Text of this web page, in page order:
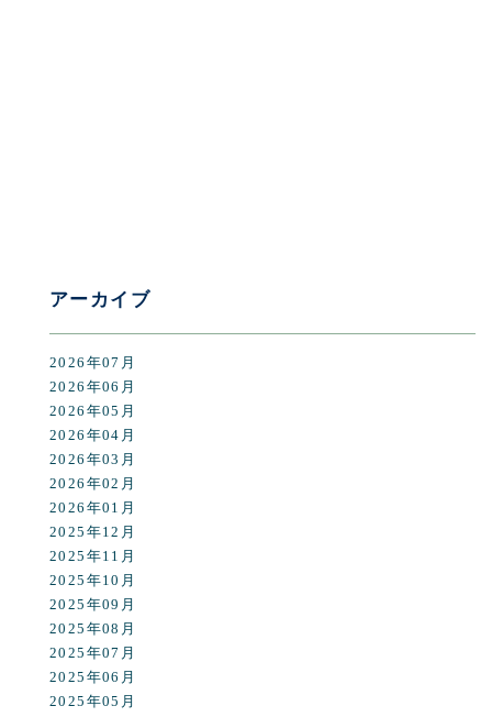
アーカイブ
2026年07月
2026年06月
2026年05月
2026年04月
2026年03月
2026年02月
2026年01月
2025年12月
2025年11月
2025年10月
2025年09月
2025年08月
2025年07月
2025年06月
2025年05月